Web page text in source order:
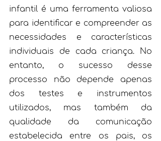
infantil é uma ferramenta valiosa
para identificar e compreender as
necessidades e características
individuais de cada criança. No
entanto, o sucesso desse
processo não depende apenas
dos testes e instrumentos
utilizados, mas também da
qualidade da comunicação
estabelecida entre os pais, os